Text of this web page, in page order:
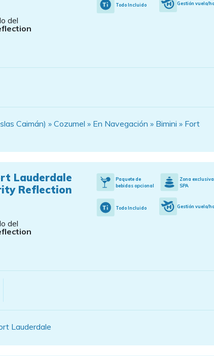
del
Todo Incluido Gestión vuelo/
Caimán) » Cozumel » En Navegación » Bimini » Fort
Lauderdale
Reflection
del
Paquete de
bebidas opcional
Zona exclusiva
SPA
Todo Incluido Gestión vuelo/
Lauderdale